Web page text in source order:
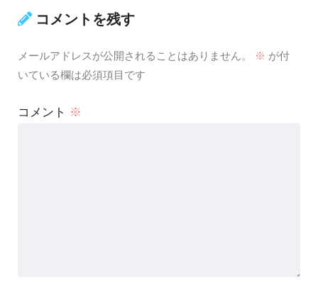
コメントを残す
メールアドレスが公開されることはありません。 ※ が付
いている欄は必須項目です
コメント ※